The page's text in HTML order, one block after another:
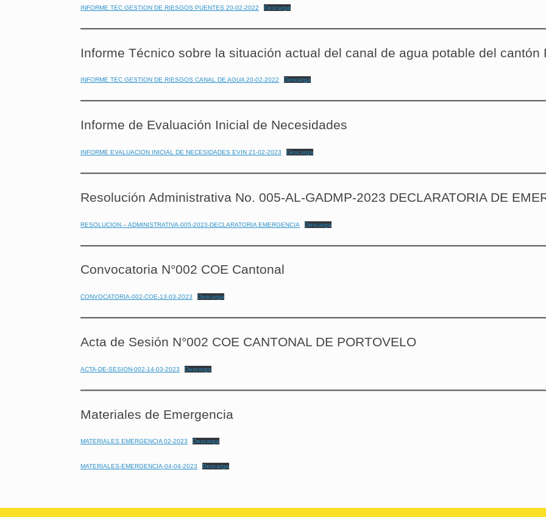
INFORME TEC GESTION DE RIESGOS PUENTES 20-02-2022 Descarga
Informe Técnico sobre la situación actual del canal de agua potable del cantón
INFORME TEC GESTION DE RIESGOS CANAL DE AGUA 20-02-2022 Descarga
Informe de Evaluación Inicial de Necesidades
INFORME EVALUACION INICIAL DE NECESIDADES EVIN 21-02-2023 Descarga
Resolución Administrativa No. 005-AL-GADMP-2023 DECLARATORIA DE
RESOLUCION – ADMINISTRATIVA-005-2023-DECLARATORIA EMERGENCIA Descarga
Convocatoria N°002 COE Cantonal
CONVOCATORIA-002-COE-13-03-2023 Descarga
Acta de Sesión N°002 COE CANTONAL DE PORTOVELO
ACTA-DE-SESION-002-14-03-2023 Descarga
Materiales de Emergencia
MATERIALES EMERGENCIA 02-2023 Descarga
MATERIALES-EMERGENCIA-04-04-2023 Descarga